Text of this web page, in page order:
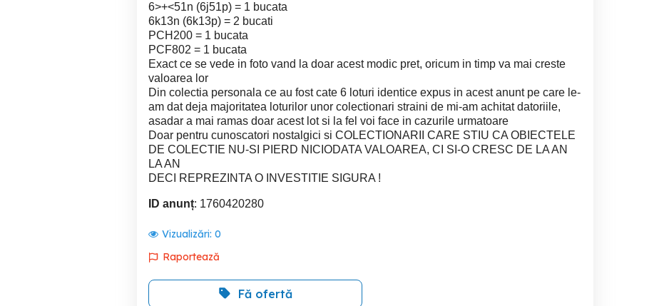
6>+<51n (6j51p) = 1 bucata
6k13n (6k13p) = 2 bucati
PCH200 = 1 bucata
PCF802 = 1 bucata
Exact ce se vede in foto vand la doar acest modic pret, oricum in timp va mai creste
valoarea lor
Din colectia personala ce au fost cate 6 loturi identice expus in acest anunt pe care le-
am dat deja majoritatea loturilor unor colectionari straini de mi-am achitat datoriile,
asadar a mai ramas doar acest lot si la fel voi face in cazurile urmatoare
Doar pentru cunoscatori nostalgici si COLECTIONARII CARE STIU CA OBIECTELE
DE COLECTIE NU-SI PIERD NICIODATA VALOAREA, CI SI-O CRESC DE LA AN
LA AN
DECI REPREZINTA O INVESTITIE SIGURA !
ID anunț: 1760420280
Vizualizări: 0
Raportează
Fă ofertă